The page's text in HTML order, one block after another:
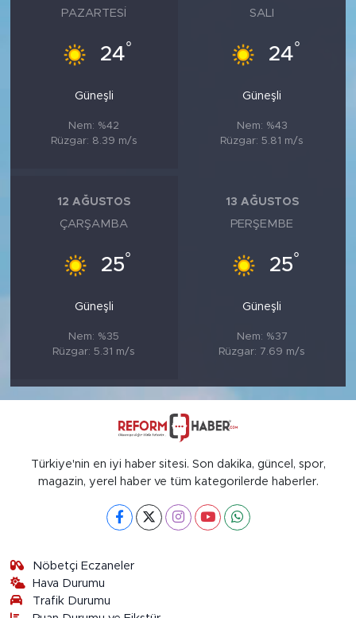
PAZARTESI
24°
Güneşli
Nem: %42
Rüzgar: 8.39 m/s
SALI
24°
Güneşli
Nem: %43
Rüzgar: 5.81 m/s
12 AĞUSTOS
ÇARŞAMBA
25°
Güneşli
Nem: %35
Rüzgar: 5.31 m/s
13 AĞUSTOS
PERŞEMBE
25°
Güneşli
Nem: %37
Rüzgar: 7.69 m/s
Türkiye'nin en iyi haber sitesi. Son dakika, güncel, spor,
magazin, yerel haber ve tüm kategorilerde haberler.
Nöbetçi Eczaneler
Hava Durumu
Trafik Durumu